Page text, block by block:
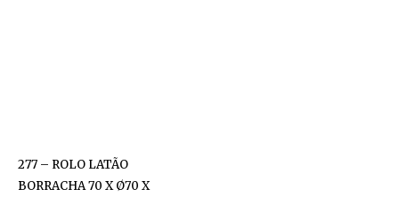
277 – ROLO LATÃO
BORRACHA 70 X Ø70 X